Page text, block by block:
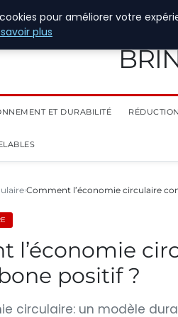
ET DURABILITÉ
Comment l’économie circulaire
l’économie
positif ?
circulaire: un modèle
pour améliorer votre
plus